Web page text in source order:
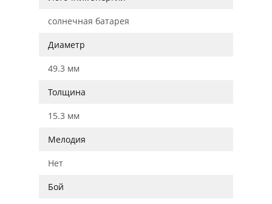
солнечная батарея
Диаметр
49.3 мм
Толщина
15.3 мм
Мелодия
Нет
Бой